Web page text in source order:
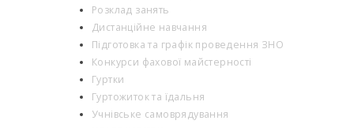
Розклад занять
Дистанційне навчання
Підготовка та графік проведення ЗНО
Конкурси фахової майстерності
Гуртки
Гуртожиток та їдальня
Учнівське самоврядування